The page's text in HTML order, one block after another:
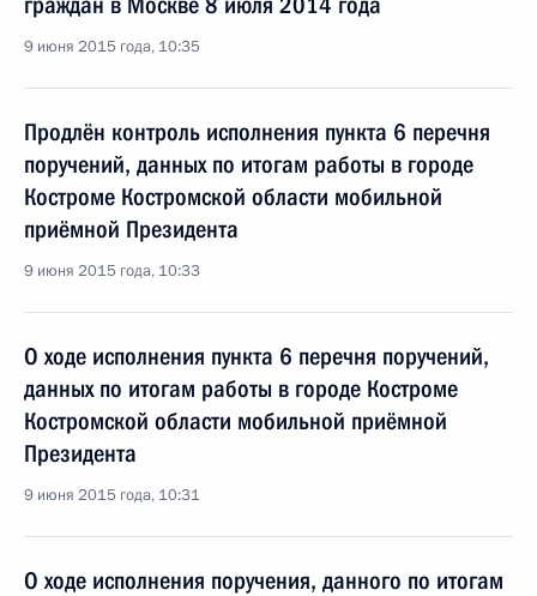
9 июня 2015 года, 10:35
Продлён контроль исполнения пункта 6 перечня
поручений, данных по итогам работы в городе
Костроме Костромской области мобильной
приёмной Президента
9 июня 2015 года, 10:33
О ходе исполнения пункта 6 перечня поручений,
данных по итогам работы в городе Костроме
Костромской области мобильной приёмной
Президента
9 июня 2015 года, 10:31
О ходе исполнения поручения, данного по итогам